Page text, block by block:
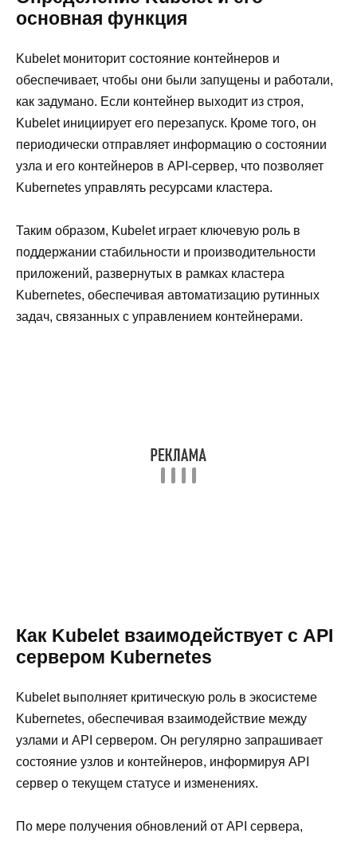
основная функция
Kubelet мониторит состояние контейнеров и
обеспечивает, чтобы они были запущены и работали,
как задумано. Если контейнер выходит из строя,
Kubelet инициирует его перезапуск. Кроме того, он
периодически отправляет информацию о состоянии
узла и его контейнеров в API-сервер, что позволяет
Kubernetes управлять ресурсами кластера.
Таким образом, Kubelet играет ключевую роль в
поддержании стабильности и производительности
приложений, развернутых в рамках кластера
Kubernetes, обеспечивая автоматизацию рутинных
задач, связанных с управлением контейнерами.
Как Kubelet взаимодействует с API
сервером Kubernetes
Kubelet выполняет критическую роль в экосистеме
Kubernetes, обеспечивая взаимодействие между
узлами и API сервером. Он регулярно запрашивает
состояние узлов и контейнеров, информируя API
сервер о текущем статусе и изменениях.
По мере получения обновлений от API сервера,